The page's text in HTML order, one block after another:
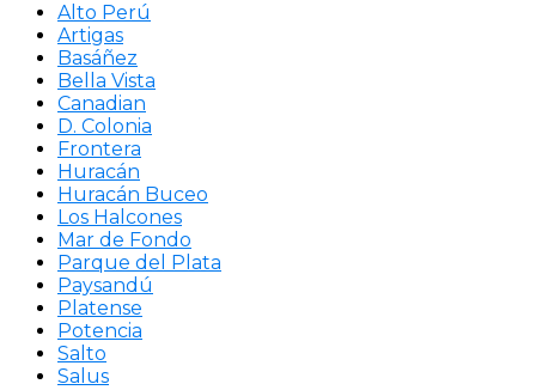
Alto Perú
Artigas
Basáñez
Bella Vista
Canadian
D. Colonia
Frontera
Huracán
Huracán Buceo
Los Halcones
Mar de Fondo
Parque del Plata
Paysandú
Platense
Potencia
Salto
Salus